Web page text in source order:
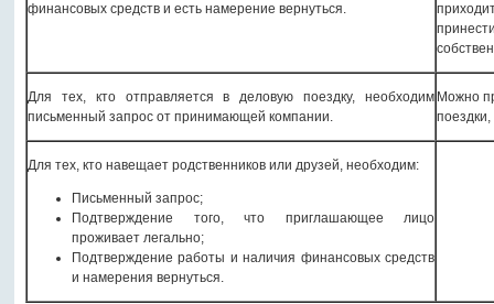
финансовых средств и есть намерение вернуться.
Для тех, кто отправляется в деловую поездку, необходим
письменный запрос от принимающей компании.
Можно
Для тех, кто навещает родственников или друзей, необходим:
Письменный запрос;
Подтверждение того, что приглашающее лицо
проживает легально;
Подтверждение работы и наличия финансовых средств
и намерения вернуться.